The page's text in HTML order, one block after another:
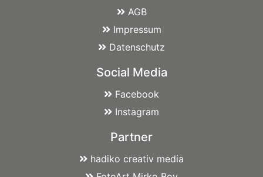
AGB
Impressum
Datenschutz
Social Media
Facebook
Instagram
Partner
hadiko creativ media